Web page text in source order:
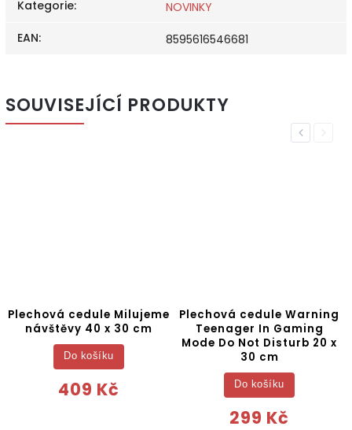
Kategorie:
NOVINKY
EAN: 8595616546681
SOUVISEJÍCÍ PRODUKTY
Previous
Plechová cedule Milujeme
návštěvy 40 x 30 cm
409 Kč
Do košíku
Plechová cedule Warning
Teenager In Gaming
Mode Do Not Disturb 20 x
30 cm
299 Kč
Do košíku
Next